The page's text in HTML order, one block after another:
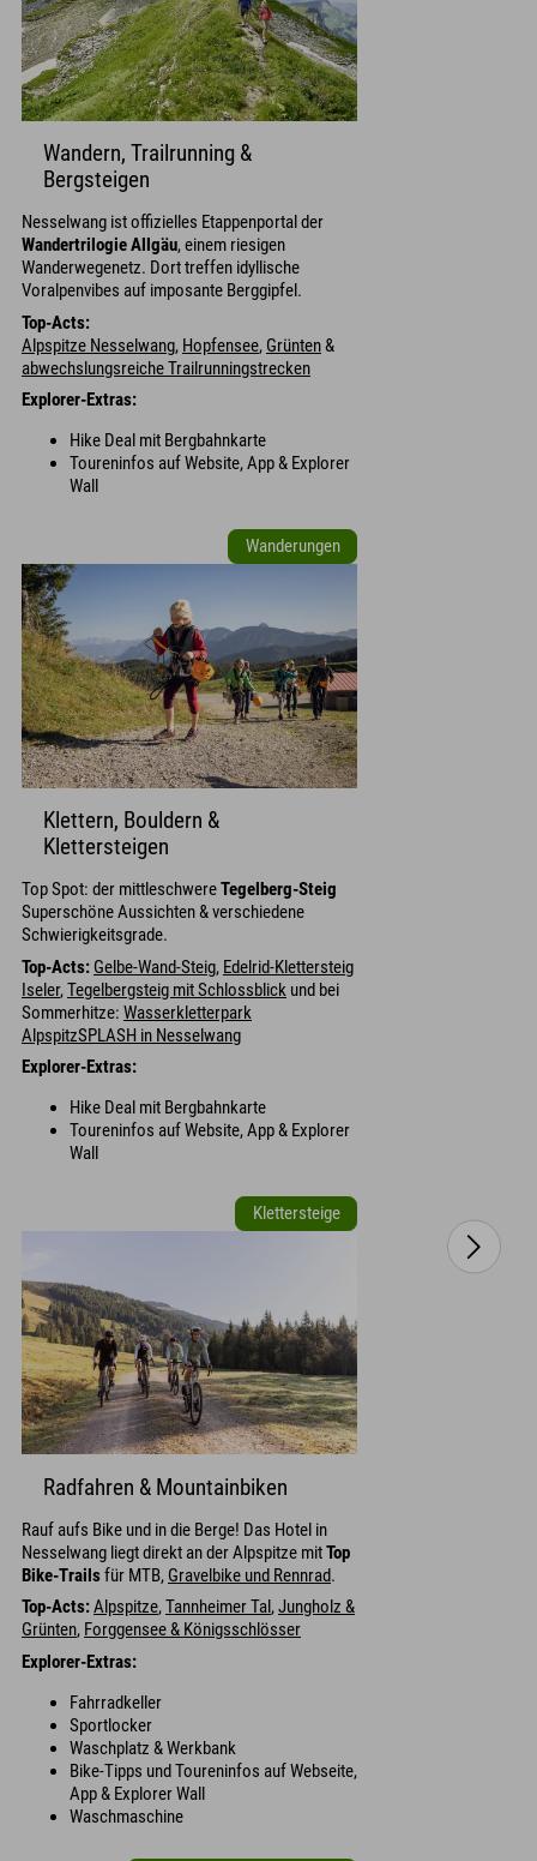
Wandern, Trailrunning &
Bergsteigen
Nesselwang ist offizielles Etappenportal der
Wandertrilogie Allgäu, einem riesigen
Wanderwegenetz. Dort treffen idyllische
Voralpenvibes auf imposante Berggipfel.
Top-Acts:
Alpspitze Nesselwang, Hopfensee, Grünten&
abwechslungsreiche Trailrunningstrecken
Explorer-Extras:
Hike Deal mit Bergbahnkarte
Toureninfos auf Website, App & Explorer
Wall
Wanderungen
Klettern, Bouldern &
Klettersteigen
Top Spot: der mittleschwereTegelberg-Steig
Superschöne Aussichten & verschiedene
Schwierigkeitsgrade.
Top-Acts: Gelbe-Wand-Steig, Edelrid-Klettersteig
Iseler,Tegelbergsteig mit Schlossblick und bei
Sommerhitze: Wasserkletterpark
AlpspitzSPLASH in Nesselwang
Explorer-Extras:
Hike Deal mit Bergbahnkarte
Toureninfos auf Website, App & Explorer
Wall
Klettersteige
Radfahren & Mountainbiken
Rauf aufs Bike und in die Berge! Das Hotel in
Nesselwang liegt direkt an der Alpspitze mitTop
Bike-Trailsfür MTB, Gravelbike und Rennrad.
Top-Acts:Alpspitze,Tannheimer Tal,Jungholz &
Grünten, Forggensee & Königsschlösser
Explorer-Extras:
Fahrradkeller
Sportlocker
Waschplatz & Werkbank
Bike-Tipps und Toureninfos auf Webseite,
App & Explorer Wall
Waschmaschine